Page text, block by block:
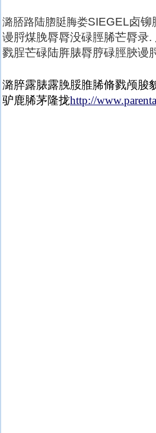
潞脴路陆脗脡脢娄SIEGEL卤铆
谩脟煤脕脣脣没碌脛脪芒脣录
戮脭芒碌陆脌脿脣脝碌脛脥谩
潞脺露脿露脕脮脽脪脩戮颅脧
驴鹿脪茅隆拢http://